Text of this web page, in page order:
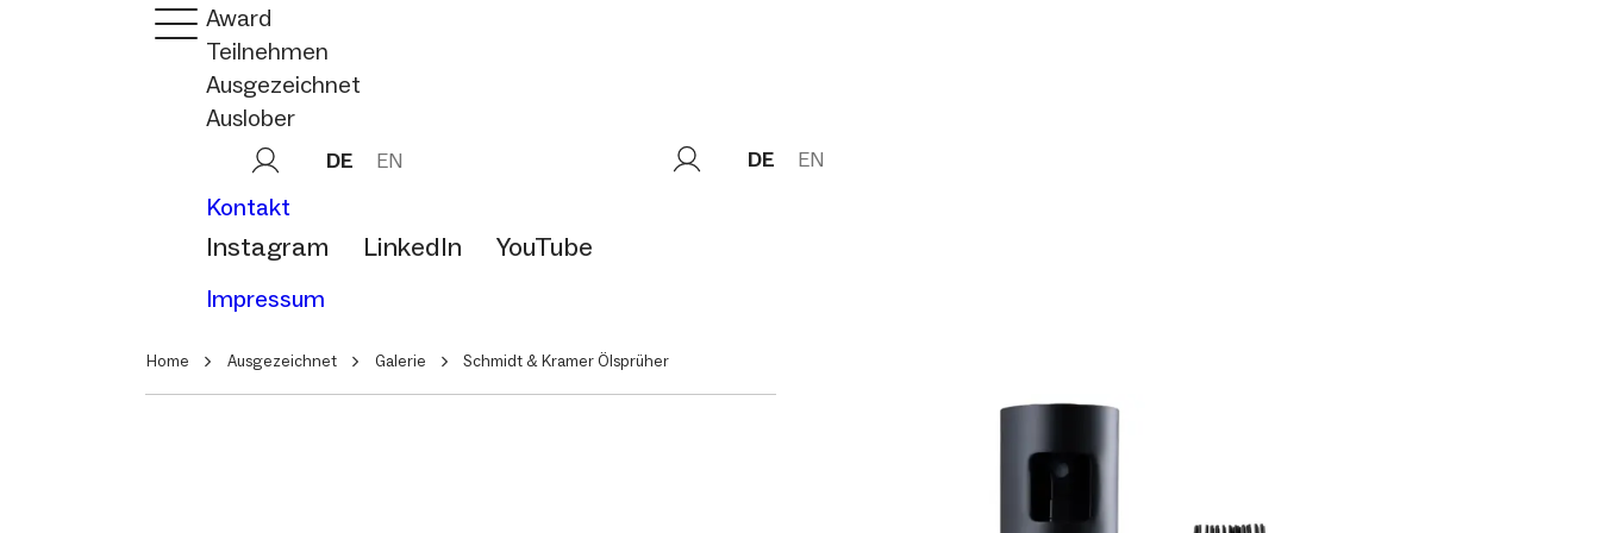
Award
Teilnehmen
Ausgezeichnet
Auslober
DE EN
Kontakt
Instagram LinkedIn YouTube
Impressum
DE EN
Home Ausgezeichnet Galerie Schmidt & Kramer Ölsprüher